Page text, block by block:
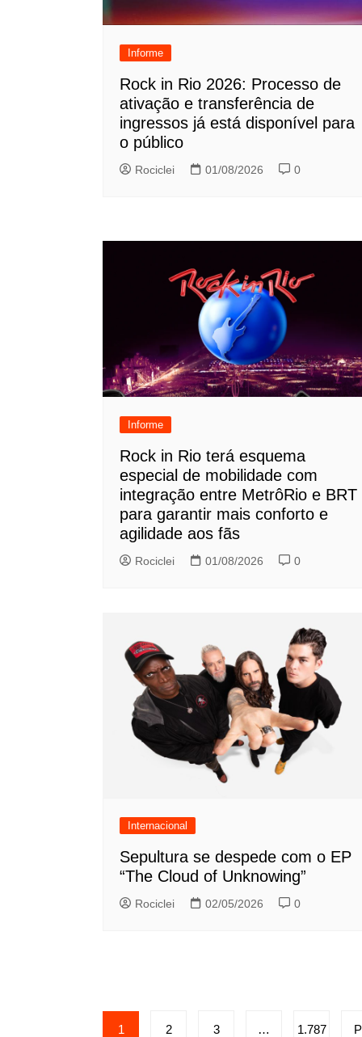
Informe
Rock in Rio 2026: Processo de
ativação e transferência de
ingressos já está disponível para
o público
Rociclei 01/08/2026 0
Informe
Rock in Rio terá esquema
especial de mobilidade com
integração entre MetrôRio e BRT
para garantir mais conforto e
agilidade aos fãs
Rociclei 01/08/2026 0
Internacional
Sepultura se despede com o EP
“The Cloud of Unknowing”
Rociclei 02/05/2026 0
Paginação
1 2 3 … 1.787